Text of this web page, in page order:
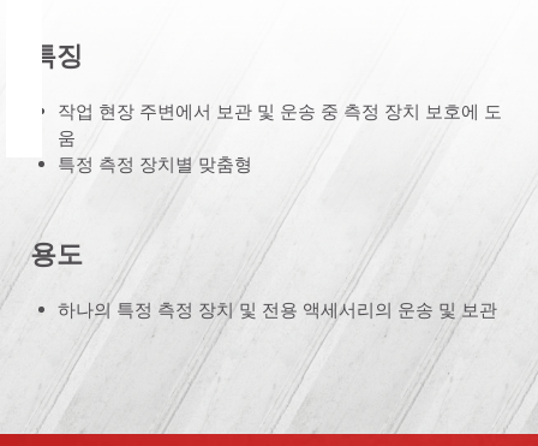
특징
작업 현장 주변에서 보관 및 운송 중 측정 장치 보호에 도
움
특정 측정 장치별 맞춤형
용도
하나의 특정 측정 장치 및 전용 액세서리의 운송 및 보관